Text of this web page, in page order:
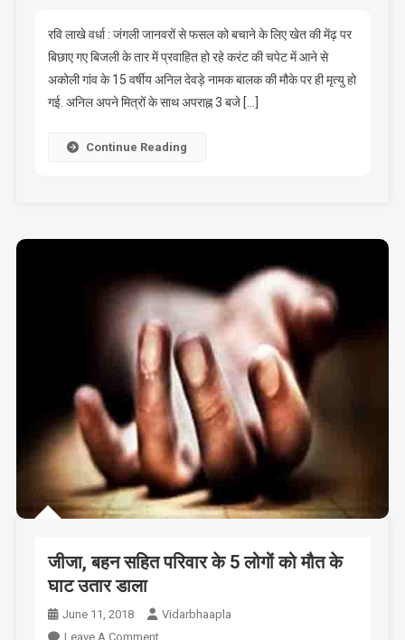
बिछे
विद्युत
प्रवाहित
तार
मृत्यु
रवि लाखे वर्धा : जंगली जानवरों से फसल को बचाने के लिए खेत की मेंढ़ पर
बिछाए गए बिजली के तार में प्रवाहित हो रहे करंट की चपेट में आने से
अकोली गांव के 15 वर्षीय अनिल देवड़े नामक बालक की मौके पर ही मृत्यु हो
गई. अनिल अपने मित्रों के साथ अपराह्न 3 बजे […]
Continue Reading
जीजा, बहन सहित परिवार के 5 लोगों को मौत के
घाट उतार डाला
June 11, 2018
Vidarbhaapla
Leave A CommentOn